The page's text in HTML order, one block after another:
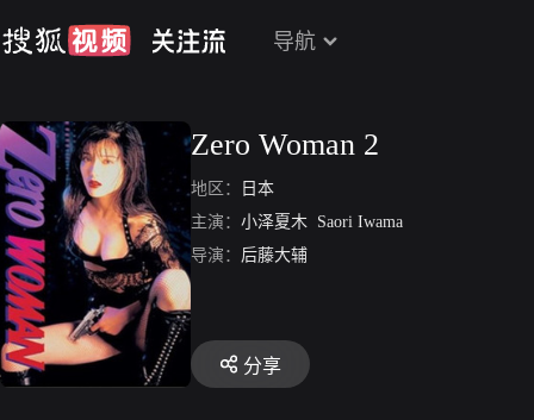
导航
Zero Woman 2
地区：
日本
主演： 小泽夏木 Saori Iwama
导演： 后藤大辅
分享